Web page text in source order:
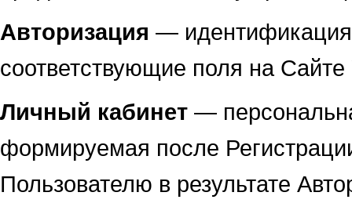
Авторизация — идентификация
соответствующие поля на
Личный кабинет —
формируемая после
Пользователю в результате